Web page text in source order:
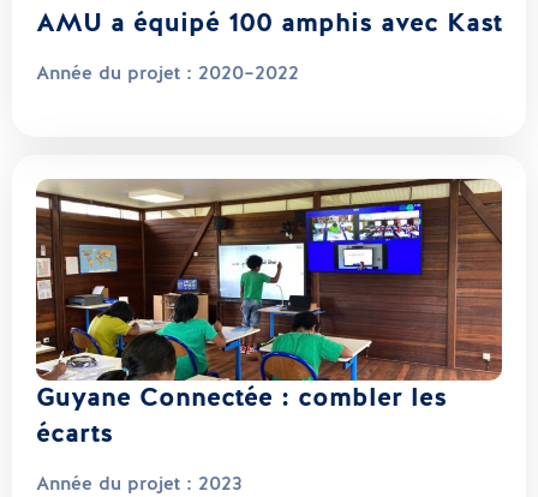
AMU a équipé 100 amphis avec Kast
Année du projet : 2020–2022
Guyane Connectée : combler les
écarts
Année du projet : 2023